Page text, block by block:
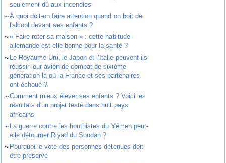
seulement dû aux incendies
~À quoi doit-on faire attention quand on boit de
l'alcool devant ses enfants ?
~« Faire roter sa maison » : cette habitude
allemande est-elle bonne pour la santé ?
~ Le Royaume-Uni, le Japon et l’Italie peuvent-ils
réussir leur avion de combat de sixième
génération là où la France et ses partenaires
ont échoué ?
~Comment mieux élever ses enfants ? Voici les
résultats d'un projet testé dans huit pays
africains
~ La guerre contre les houthistes du Yémen peut-
elle détourner Riyad du Soudan ?
~ Pourquoi le vote des personnes détenues doit
être préservé